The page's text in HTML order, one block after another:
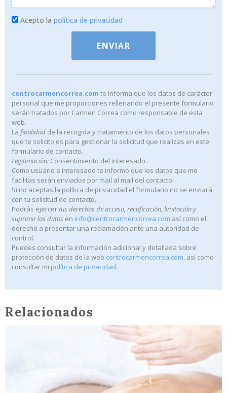
Acepto la política de privacidad
ENVIAR
centrocarmencorrea.com te informa que los datos de carácter
personal que me proporciones rellenando el presente formulario
serán tratados por Carmen Correa como responsable de esta
web.
La finalidadde la recogida y tratamiento de los datos personales
que te solicito es para gestionar la solicitud que realizas en este
formulario de contacto.
Legitimación:Consentimiento del interesado.
Como usuario e interesado te informo que los datos que me
facilitas serán enviados por mail al mail del contacto.
Si no aceptas la política de privacidad el formulario no se enviará,
con tu solicitud de contacto.
Podrás ejercertus derechos de acceso, rectificación, limitación y
suprimir los datos en info@centrocarmencorrea.com así como el
derecho a presentar una reclamación ante una autoridad de
control.
Puedes consultar la información adicional y detallada sobre
protección de datos de la web centrocarmencorrea.com , así como
consultar mi política de privacidad.
Relacionados